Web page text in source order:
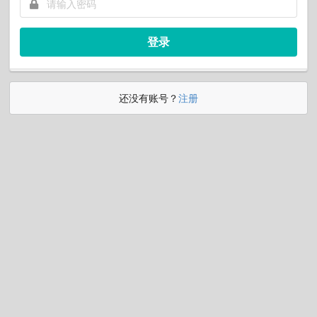
登录
还没有账号？注册